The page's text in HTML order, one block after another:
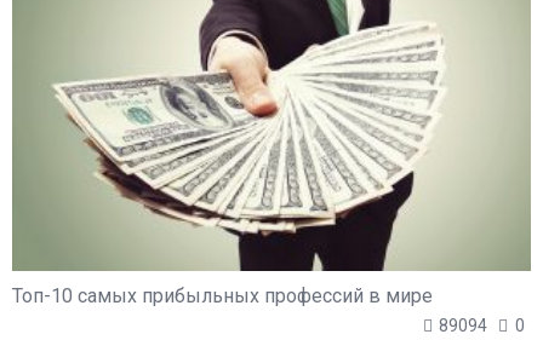
Топ-10 самых прибыльных профессий в мире
89094 0